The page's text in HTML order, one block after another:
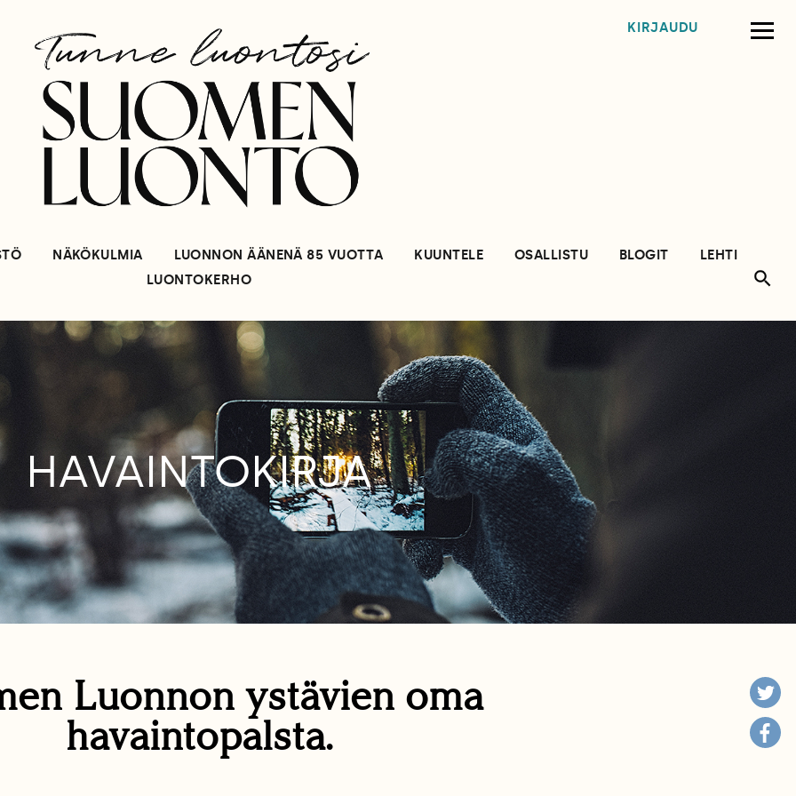
KIRJAUDU
NÄKÖKULMIA LUONNON ÄÄNENÄ 85 VUOTTA KUUNTELE OSALLISTU BLOGIT
LEHTI
LUONTOKERHO
HAVAINTOKIRJA
Luonnon ystävien oma
havaintopalsta.